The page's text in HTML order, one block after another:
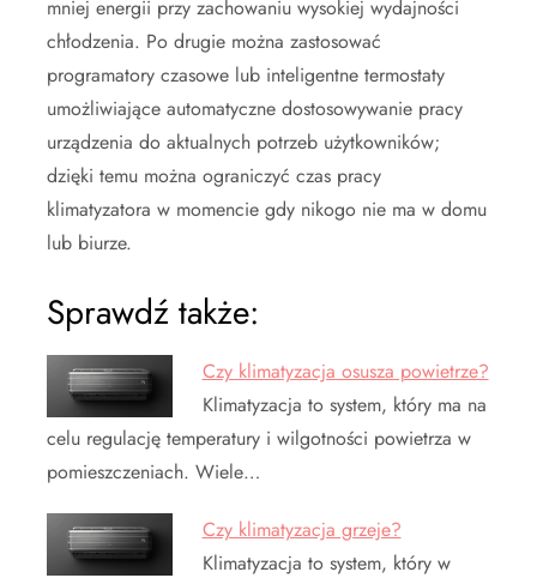
mniej energii przy zachowaniu wysokiej wydajności
chłodzenia. Po drugie można zastosować
programatory czasowe lub inteligentne termostaty
umożliwiające automatyczne dostosowywanie pracy
urządzenia do aktualnych potrzeb użytkowników;
dzięki temu można ograniczyć czas pracy
klimatyzatora w momencie gdy nikogo nie ma w domu
lub biurze.
Sprawdź także:
Czy klimatyzacja osusza powietrze?
Klimatyzacja to system, który ma na
celu regulację temperatury i wilgotności powietrza w
pomieszczeniach. Wiele…
Czy klimatyzacja grzeje?
Klimatyzacja to system, który w